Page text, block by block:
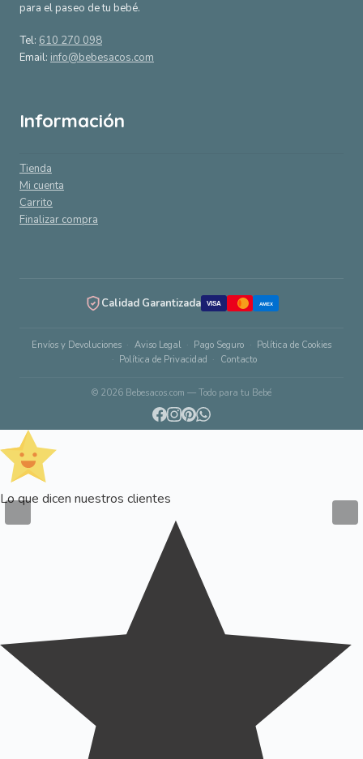
para el paseo de tu bebé.
Tel: 610 270 098
Email: info@bebesacos.com
Información
Tienda
Mi cuenta
Carrito
Finalizar compra
Calidad Garantizada VISA AMEX
Envíos y Devoluciones Aviso Legal Pago Seguro
Política de Cookies
Política de Privacidad
Contacto
© 2026 Bebesacos.com — Todo para tu Bebé
Lo que dicen nuestros clientes